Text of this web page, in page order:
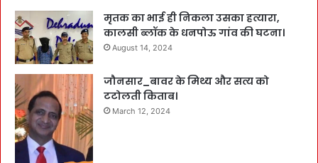
मृतक का भाई ही निकला उसका हत्यारा,
कालसी ब्लॉक के धनपोऊ गांव की घटना।
August 14, 2024
जौनसार_बावर के मिथ्य और सत्य को
टटोलती किताब।
March 12, 2024